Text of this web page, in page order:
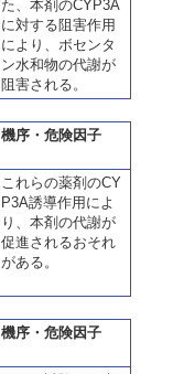
た、本剤のCYP3A
に対する阻害作用
により、ボセンタ
ン水和物の代謝が
阻害される。
機序・危険因子
これらの薬剤のCY
P3A誘導作用によ
り、本剤の代謝が
促進されるおそれ
がある。
機序・危険因子